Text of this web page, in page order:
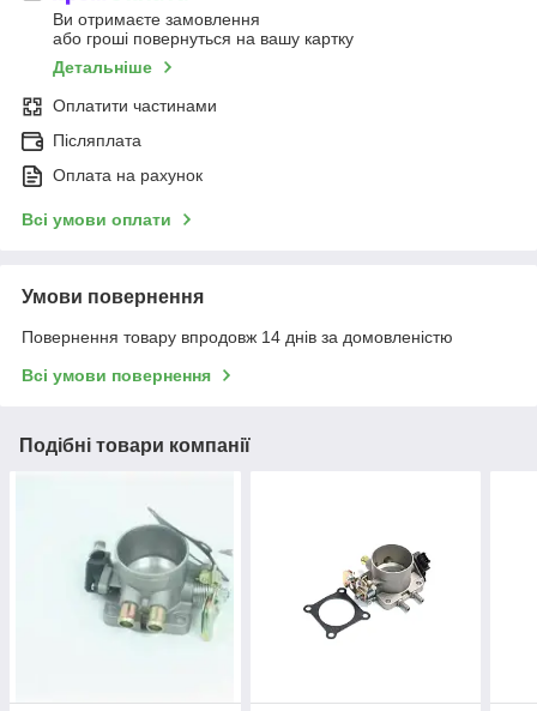
Ви отримаєте замовлення
або гроші повернуться на вашу картку
Детальніше
Оплатити частинами
Післяплата
Оплата на рахунок
Всі умови оплати
Умови повернення
Повернення товару впродовж 14 днів за домовленістю
Всі умови повернення
Подібні товари компанії